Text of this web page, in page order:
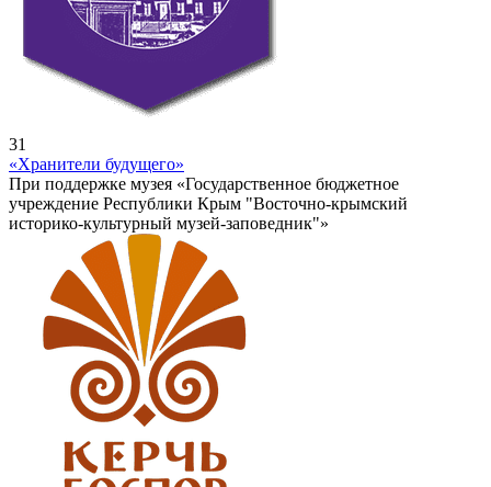
31
«Хранители будущего»
При поддержке музея «Государственное бюджетное
учреждение Республики Крым "Восточно-крымский
историко-культурный музей-заповедник"»